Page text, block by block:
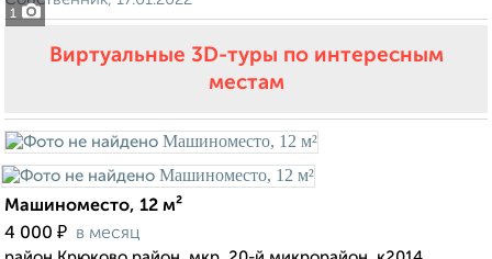
1
Виртуальные 3D-туры по интересным
местам
Машиноместо, 12 м²
4 000 ₽ в месяц